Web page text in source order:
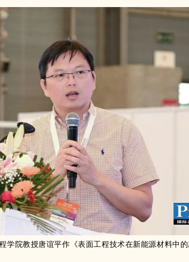
学院教授唐谊平作《表面工程技术在新能源材料中